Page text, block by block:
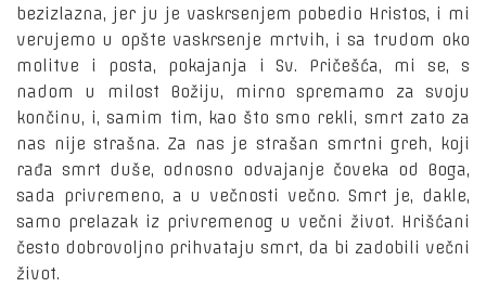
bezizlazna, jer ju je vaskrsenjem pobedio Hristos, i mi
verujemo u opšte vaskrsenje mrtvih, i sa trudom oko
molitve i posta, pokajanja i Sv. Pričešća, mi se, s
nadom u milost Božiju, mirno spremamo za svoju
končinu, i, samim tim, kao što smo rekli, smrt zato za
nas nije strašna. Za nas je strašan smrtni greh, koji
rađa smrt duše, odnosno odvajanje čoveka od Boga,
sada privremeno, a u večnosti večno. Smrt je, dakle,
samo prelazak iz privremenog u večni život. Hrišćani
često dobrovoljno prihvataju smrt, da bi zadobili večni
život.